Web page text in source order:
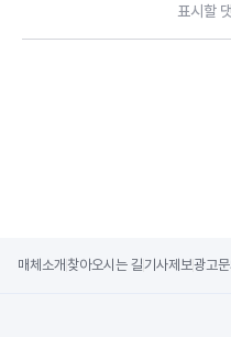
표시할
매체소개 찾아오시는 길기사제보광고문